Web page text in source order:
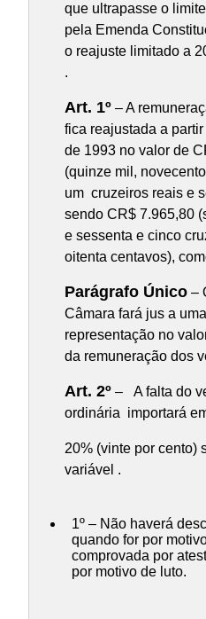
que ultrapasse o
pela Emenda
o reajuste limitado a
.
Art. 1º – A
fica reajustada a
de 1993 no valor de
(quinze mil,
um cruzeiros reais e
sendo CR$ 7.965,80
e sessenta e cinco
oitenta centavos),
Parágrafo Único –
Câmara fará jus a
representação no
da remuneração dos
Art. 2º – A falta do
ordinária importará
20% (vinte por cento)
variável .
1º – Não haverá
quando for por
comprovada por
por motivo de luto.